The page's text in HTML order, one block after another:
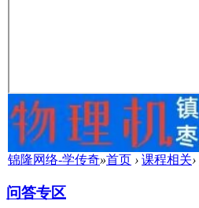
锦隆网络-学传奇»首页 › 课程相关›
问答专区